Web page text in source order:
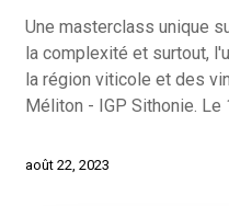
Une masterclass unique
la complexité et surtout,
la région viticole et des
Méliton - IGP Sithonie. Le
août 22, 2023